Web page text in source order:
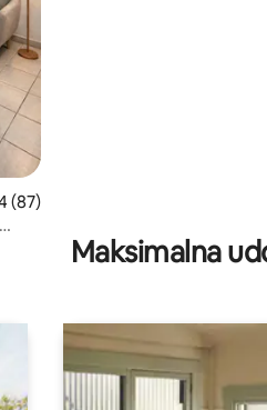
ocjena: 4,84/5, recenzija: 87
(87)
Maksimalna